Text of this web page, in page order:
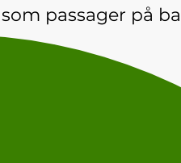
passager på